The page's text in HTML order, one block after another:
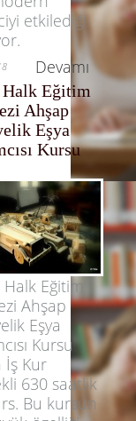
etkilediği
Devamı
Halk Eğitim
Ahşap
Eşya
Kursu
Eğitim
Ahşap
Eşya
Kursu
İş Kur
630 saatlik
Bu kursun